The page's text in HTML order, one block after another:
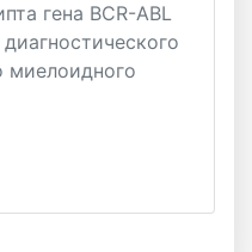
гена BCR-ABL
миелоидного